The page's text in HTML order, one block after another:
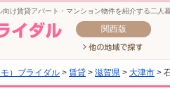
け賃貸アパート・マンション物件を紹介する二人
関西版
）ブライダル > 賃貸 > 滋賀県 > 大津市 >